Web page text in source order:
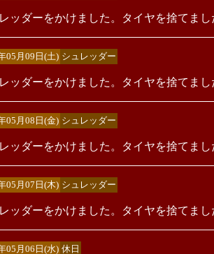
ッダーをかけました。タイヤを捨てまし
05月09日(土) シュレッダー
ッダーをかけました。タイヤを捨てまし
05月08日(金) シュレッダー
ッダーをかけました。タイヤを捨てまし
05月07日(木) シュレッダー
ッダーをかけました。タイヤを捨てまし
05月06日(水) 休日